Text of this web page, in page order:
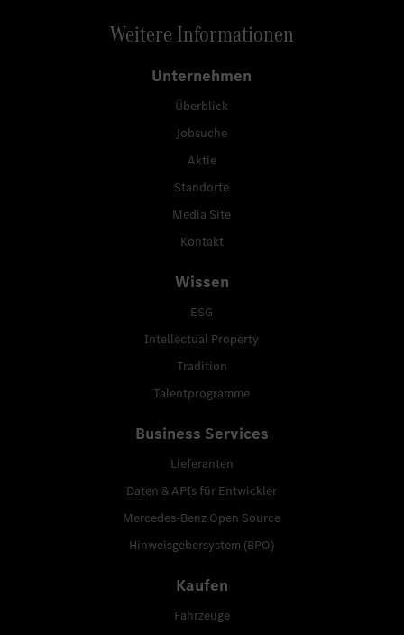
Weitere Informationen
Unternehmen
Überblick
Jobsuche
Aktie
Standorte
Media Site
Kontakt
Wissen
ESG
Intellectual Property
Tradition
Talentprogramme
Business Services
Lieferanten
Daten & APIs für Entwickler
Mercedes-Benz Open Source
Hinweisgebersystem (BPO)
Kaufen
Fahrzeuge